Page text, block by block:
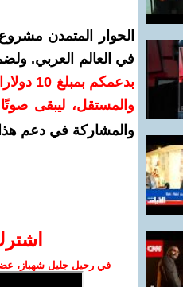
الحوار المتمدن
في العالم العربي.
والمستقل، ليبقى
والمشاركة في دعم
في رحيل جليل شهباز،